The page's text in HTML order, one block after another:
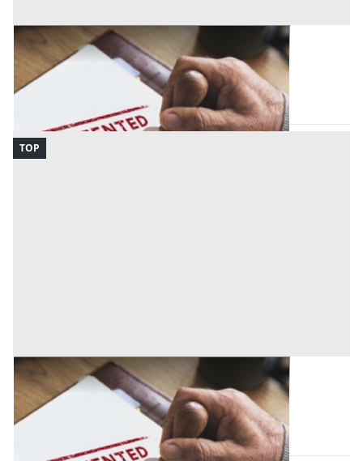
Brevetti all'asta a Milano
Gessate
(Milano)
Codice asta:
AR51879941544
TOP
Brevetti all'asta a Terni
(Terni)
Codice asta:
BL036814150